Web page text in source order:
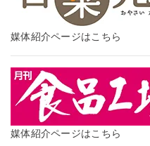
媒体紹介ページはこちら
媒体紹介ページはこちら